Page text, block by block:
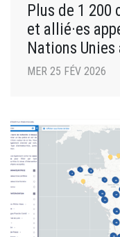
Plus de 1
et allié·es
Nations
MER 25 FÉV 2026